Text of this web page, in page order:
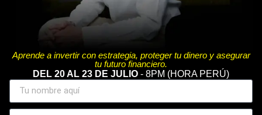
Aprende a invertir con estrategia, proteger tu dinero y asegurar
tu futuro financiero.
DEL 20 AL 23 DE JULIO - 8PM (HORA PERÚ)